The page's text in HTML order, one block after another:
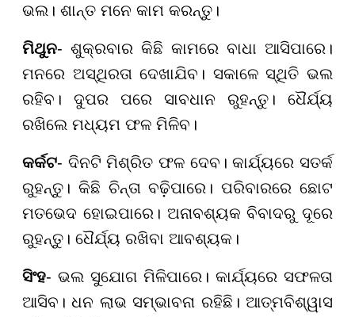
ଭଲ। ଶାନ୍ତ ମନେ କାମ କରନ୍ତୁ।
ମିଥୁନ- ଶୁକ୍ରବାର କିଛି କାମରେ ବାଧା ଆସିପାରେ।
ମନରେ ଅସ୍ଥିରତା ଦେଖାଯିବ। ସକାଳେ ସ୍ଥିତି ଭଲ
ରହିବ। ଦୁପର ପରେ ସାବଧାନ ରୁହନ୍ତୁ। ଧୈର୍ଯ୍ୟ
ରଖିଲେ ମଧ୍ୟମ ଫଳ ମିଳିବ।
କର୍କଟ- ଦିନଟି ମିଶ୍ରିତ ଫଳ ଦେବ। କାର୍ଯ୍ୟରେ ସତର୍କ
ରୁହନ୍ତୁ। କିଛି ଚିନ୍ତା ବଢ଼ିପାରେ। ପରିବାରରେ ଛୋଟ
ମତଭେଦ ହୋଇପାରେ। ଅନାବଶ୍ୟକ ବିବାଦରୁ ଦୂରେ
ରୁହନ୍ତୁ। ଧୈର୍ଯ୍ୟ ରଖିବା ଆବଶ୍ୟକ।
ସିଂହ- ଭଲ ସୁଯୋଗ ମିଳିପାରେ। କାର୍ଯ୍ୟରେ ସଫଳତା
ଆସିବ। ଧନ ଲାଭ ସମ୍ଭାବନା ରହିଛି। ଆତ୍ମବିଶ୍ୱାସ